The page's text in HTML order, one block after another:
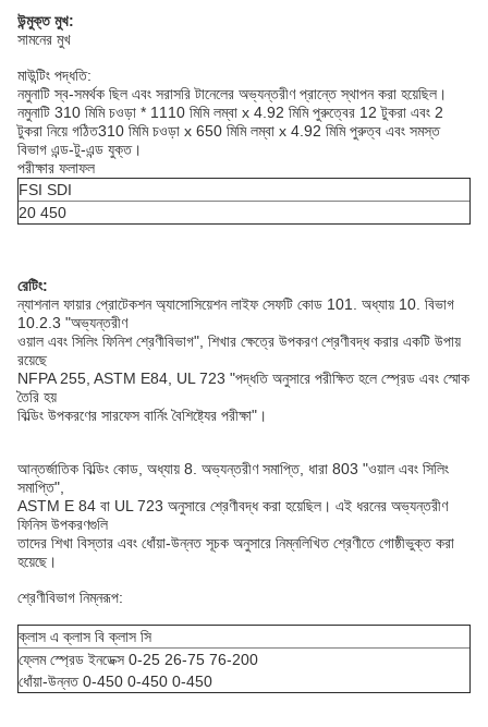
উন্মুক্ত মুখ:
সামনের মুখ
মাউন্টিং পদ্ধতি:
নমুনাটি স্ব-সমর্থক ছিল এবং সরাসরি টানেলের অভ্যন্তরীণ প্রান্তে স্থাপন করা হয়েছিল।
নমুনাটি 310 মিমি চওড়া * 1110 মিমি লম্বা x 4.92 মিমি পুরুত্বের 12 টুকরা এবং 2
টুকরা নিয়ে গঠিত310 মিমি চওড়া x 650 মিমি লম্বা x 4.92 মিমি পুরুত্ব এবং সমস্ত
বিভাগ এন্ড-টু-এন্ড যুক্ত।
পরীক্ষার ফলাফল
FSI SDI
20 450
রেটিং:
ন্যাশনাল ফায়ার প্রোটেকশন অ্যাসোসিয়েশন লাইফ সেফটি কোড 101. অধ্যায় 10. বিভাগ
10.2.3 "অভ্যন্তরীণ
ওয়াল এবং সিলিং ফিনিশ শ্রেণীবিভাগ", শিখার ক্ষেত্রে উপকরণ শ্রেণীবদ্ধ করার একটি উপায়
রয়েছে
NFPA 255, ASTM E84, UL 723 "পদ্ধতি অনুসারে পরীক্ষিত হলে স্প্রেড এবং স্মোক
তৈরি হয়
বিল্ডিং উপকরণের সারফেস বার্নিং বৈশিষ্ট্যের পরীক্ষা"।
আন্তর্জাতিক বিল্ডিং কোড, অধ্যায় 8. অভ্যন্তরীণ সমাপ্তি, ধারা 803 "ওয়াল এবং সিলিং
সমাপ্তি",
ASTM E 84 বা UL 723 অনুসারে শ্রেণীবদ্ধ করা হয়েছিল। এই ধরনের অভ্যন্তরীণ
ফিনিস উপকরণগুলি
তাদের শিখা বিস্তার এবং ধোঁয়া-উন্নত সূচক অনুসারে নিম্নলিখিত শ্রেণীতে গোষ্ঠীভুক্ত করা
হয়েছে।
শ্রেণীবিভাগ নিম্নরূপ:
ক্লাস এ ক্লাস বি ক্লাস সি
ফ্লেম স্প্রেড ইনডেক্স 0-25 26-75 76-200
ধোঁয়া-উন্নত 0-450 0-450 0-450